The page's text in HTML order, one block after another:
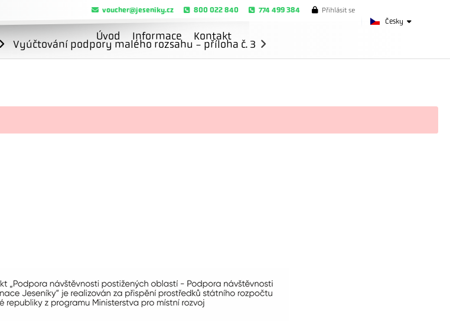
Česky
voucher@jeseniky.cz 800 022 840 774 499 384 Přihlásit se
Úvod Informace Kontakt
Vyúčtování podpory malého rozsahu - příloha č. 3